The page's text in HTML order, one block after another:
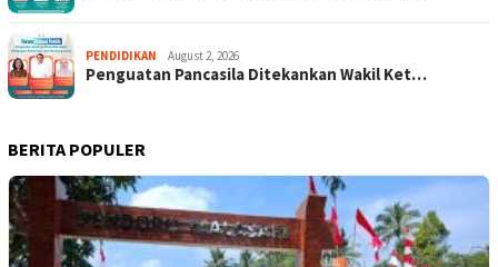
PENDIDIKAN August 2, 2026
Penguatan Pancasila Ditekankan Wakil Ket…
BERITA POPULER